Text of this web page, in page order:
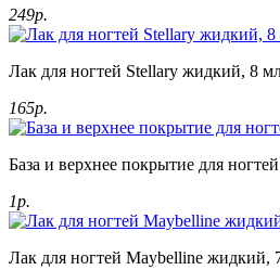
249р.
Лак для ногтей Stellary жидкий, 8
165р.
База и верхнее покрытие для
1р.
Лак для ногтей Maybelline жидкий,